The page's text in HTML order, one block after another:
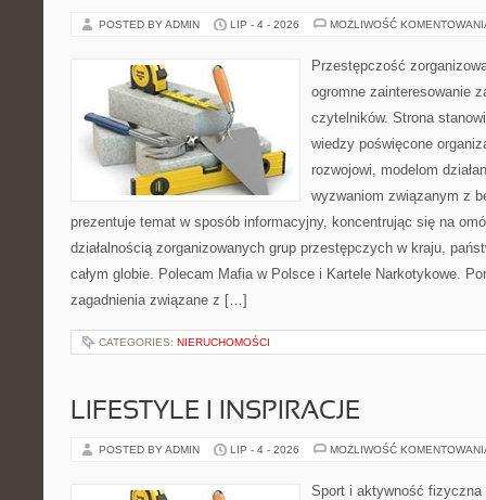
POSTED BY ADMIN LIP - 4 - 2026 MOŻLIWOŚĆ
Przestępczość
ogromne zainteresowanie
czytelników. Strona
wiedzy poświęcone
rozwojowi, modelom
wyzwaniom związanym z
prezentuje temat w sposób informacyjny, koncentrując się na
działalnością zorganizowanych grup przestępczych w kraju,
całym globie. Polecam Mafia w Polsce i Kartele Narkotykowe.
zagadnienia związane z […]
CATEGORIES: NIERUCHOMOŚCI
LIFESTYLE I INSPIRACJE
POSTED BY ADMIN LIP - 4 - 2026 MOŻLIWOŚĆ
Sport i aktywność